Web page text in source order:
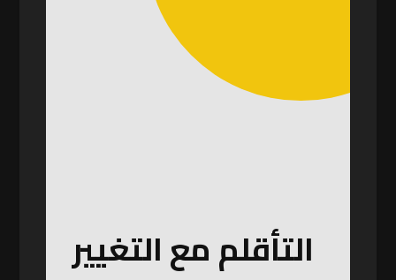
التأقلم مع التغيير